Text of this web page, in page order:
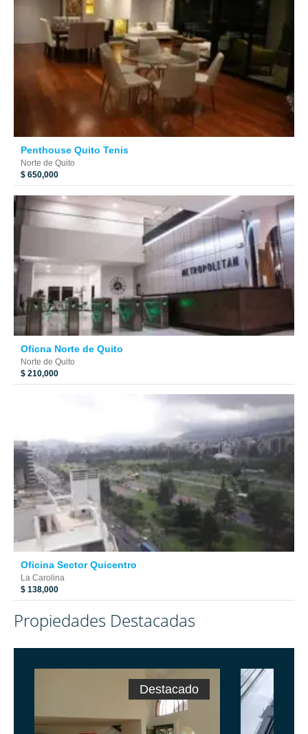
Penthouse Quito Tenis
Norte de Quito
$ 650,000
Oficna Norte de Quito
Norte de Quito
$ 210,000
Oficina Sector Quicentro
La Carolina
$ 138,000
Propiedades Destacadas
Destacado